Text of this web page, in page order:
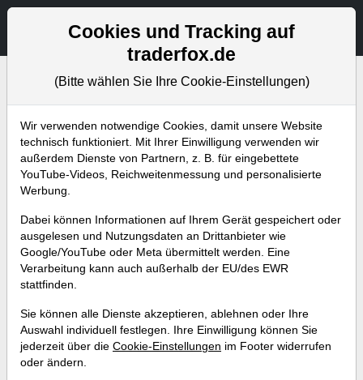
Aktien- und Artikelsuche
Bevorstehende Webinare Alle Aufzeichnungen
Tenbagger-Depot: Welche Aktien
haben Vervielfachungspotenzial
bis 2030?
Cookies und Tracking auf
traderfox.de
(Bitte wählen Sie Ihre Cookie-Einstellungen)
Wir verwenden notwendige Cookies, damit unsere Website
technisch funktioniert. Mit Ihrer Einwilligung verwenden wir
außerdem Dienste von Partnern, z. B. für eingebettete
YouTube-Videos, Reichweitenmessung und personalisierte
Werbung.
Dabei können Informationen auf Ihrem Gerät gespeichert oder
ausgelesen und Nutzungsdaten an Drittanbieter wie
Google/YouTube oder Meta übermittelt werden. Eine
Verarbeitung kann auch außerhalb der EU/des EWR
stattfinden.
Sie können alle Dienste akzeptieren, ablehnen oder Ihre
Auswahl individuell festlegen. Ihre Einwilligung können Sie
jederzeit über die Cookie-Einstellungen im Footer widerrufen
oder ändern.